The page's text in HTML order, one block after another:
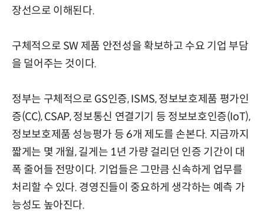
장선으로 이해된다.
구체적으로 SW 제품 안전성을 확보하고 수요 기업 부담
을 덜어주는 것이다.
정부는 구체적으로 GS인증, ISMS, 정보보호제품 평가인
증(CC), CSAP, 정보통신 연결기기 등 정보보호인증(IoT),
정보보호제품 성능평가 등 6개 제도를 손본다. 지금까지
짧게는 몇 개월, 길게는 1년 가량 걸리던 인증 기간이 대
폭 줄어들 전망이다. 기업들은 그만큼 신속하게 업무를
처리할 수 있다. 경영진들이 중요하게 생각하는 예측 가
능성도 높아진다.